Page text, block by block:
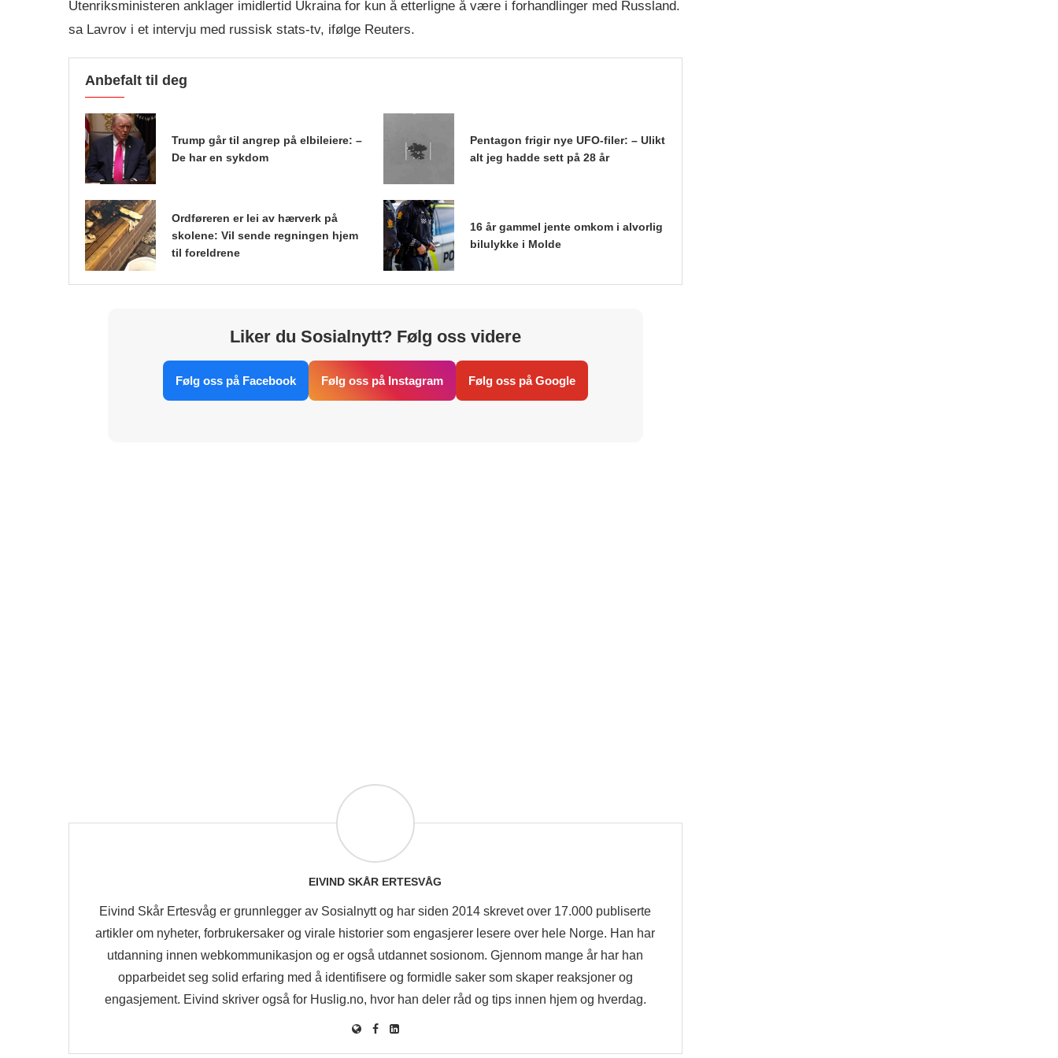
Utenriksministeren anklager imidlertid Ukraina for kun å etterligne å være i forhandlinger med Russland.
sa Lavrov i et intervju med russisk stats-tv, ifølge Reuters.
Anbefalt til deg
Trump går til angrep på elbileiere: –
De har en sykdom
Pentagon frigir nye UFO-filer: – Ulikt
alt jeg hadde sett på 28 år
Ordføreren er lei av hærverk på
skolene: Vil sende regningen hjem
til foreldrene
16 år gammel jente omkom i alvorlig
bilulykke i Molde
Liker du Sosialnytt? Følg oss videre
Følg oss på Facebook Følg oss på Instagram Følg oss på Google
EIVIND SKÅR ERTESVÅG
Eivind Skår Ertesvåg er grunnlegger av Sosialnytt og har siden 2014 skrevet over 17.000 publiserte
artikler om nyheter, forbrukersaker og virale historier som engasjerer lesere over hele Norge. Han har
utdanning innen webkommunikasjon og er også utdannet sosionom. Gjennom mange år har han
opparbeidet seg solid erfaring med å identifisere og formidle saker som skaper reaksjoner og
engasjement. Eivind skriver også for Huslig.no, hvor han deler råd og tips innen hjem og hverdag.